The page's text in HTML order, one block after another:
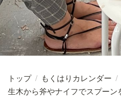
トップ / もくはりカレンダー /
生木から斧やナイフでスプーン